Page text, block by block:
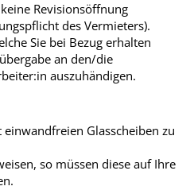
Revisionsöffnung
des Vermieters).
Sie bei Bezug erhalten
an den/die
auszuhändigen.
Glasscheiben zu
so müssen diese auf Ihre